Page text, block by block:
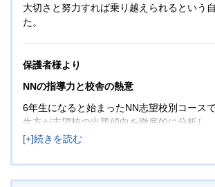
大切さと努力すれば乗り越えられるという
た。
保護者様より
NNの指導力と校舎の熱意
6年生になると始まったNN志望校別コース
生方が志望校の出題傾向を徹底的に分析し
なロードマップを示して最短距離で導いて
で身につけた解き方を活かして落ち着いて
その成果かと思います。また、小学生は当